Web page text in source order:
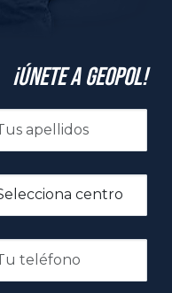
¡Únete a GeoPol!